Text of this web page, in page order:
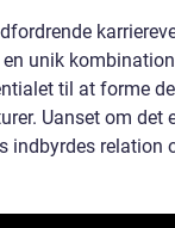
unik
til at forme
Uanset om det
indbyrdes relation